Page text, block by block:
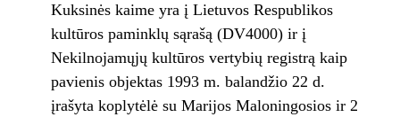
Kuksinės kaime yra į Lietuvos Respublikos
kultūros paminklų sąrašą (DV4000) ir į
Nekilnojamųjų kultūros vertybių registrą kaip
pavienis objektas 1993 m. balandžio 22 d.
įrašyta koplytėlė su Marijos Maloningosios ir 2